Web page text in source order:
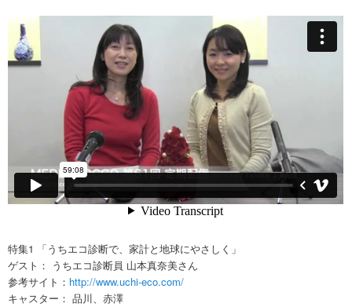
特集1 「うちエコ診断で、家計と地球にやさしく」
ゲスト： うちエコ診断員 山本真奈美さん
参考サイト： http://www.uchi-eco.com/
キャスター： 品川、赤澤